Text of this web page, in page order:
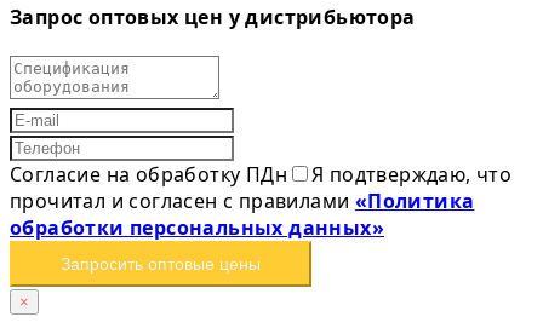
Запрос оптовых цен у дистрибьютора
Согласие на обработку ПДн
Я подтверждаю, что
прочитал и согласен с правилами «Политика
обработки персональных данных»
Запросить оптовые цены
×